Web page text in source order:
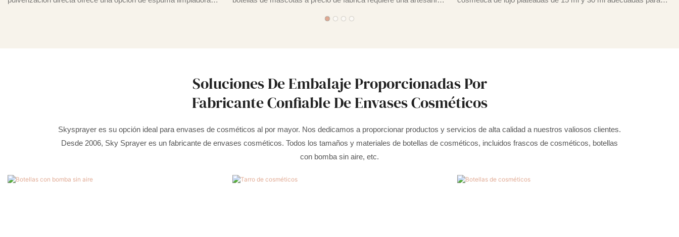
Soluciones De Embalaje Proporcionadas Por
Fabricante Confiable De Envases Cosméticos
Skysprayer es su opción ideal para envases de cosméticos al por mayor. Nos dedicamos a proporcionar productos y servicios de alta calidad a nuestros valiosos clientes.
Desde 2006, Sky Sprayer es un fabricante de envases cosméticos. Todos los tamaños y materiales de botellas de cosméticos, incluidos frascos de cosméticos, botellas
con bomba sin aire, etc.